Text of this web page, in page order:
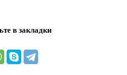
в закладки